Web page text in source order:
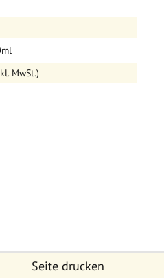
die schnelle Reinigung
MwSt.)
Seite drucken